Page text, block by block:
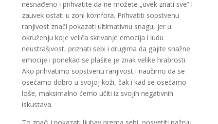
nesnađeno i prihvatite da ne možete „uvek znati sve“ i
zauvek ostati u zoni komfora. Prihvatiti sopstvenu
ranjivost znači pokazati ultimativnu snagu, jer u
okruženju koje veliča skrivanje emocija i ludu
neustrašivost, priznati sebi i drugima da gajite snažne
emocije i ponekad se plašite je znak velike hrabrosti.
Ako prihvatimo sopstvenu ranjivost i naučimo da se
osećamo dobro u svojoj koži, čak i kad se osećamo
loše, maksimalno ćemo učiti iz svojih negativnih
iskustava.